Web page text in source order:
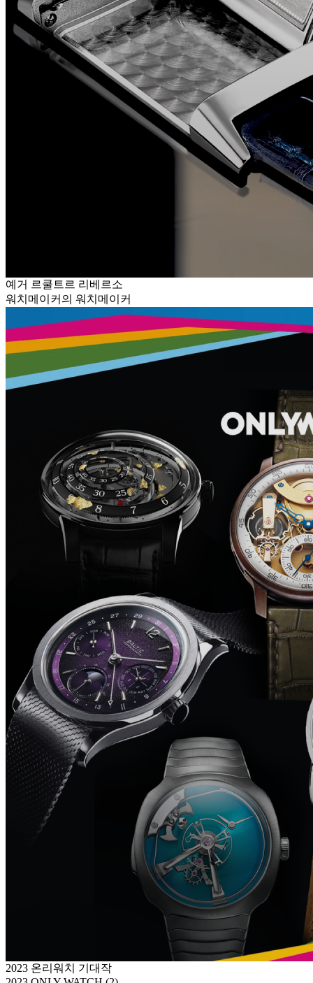
예거 르쿨트르 리베르소
워치메이커의 워치메이커
2023 온리워치 기대작